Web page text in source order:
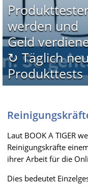
werden und
Geld
↻ Täglich
Produkttests
Laut BOOK A TIGER
Reinigungskräfte
ihrer Arbeit für die
Dies bedeutet